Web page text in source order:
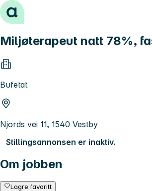
Hopp til innhold
Miljøterapeut natt 78%,
Bufetat
Njords vei 11, 1540 Vestby
Stillingsannonsen er inaktiv.
Om jobben
Lagre favoritt